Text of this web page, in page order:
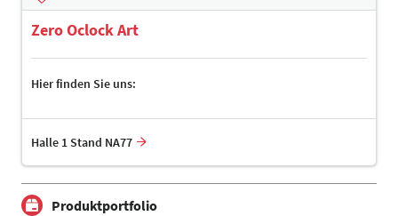
Zero Oclock Art
Hier finden Sie uns:
Halle 1 Stand NA77
Produktportfolio